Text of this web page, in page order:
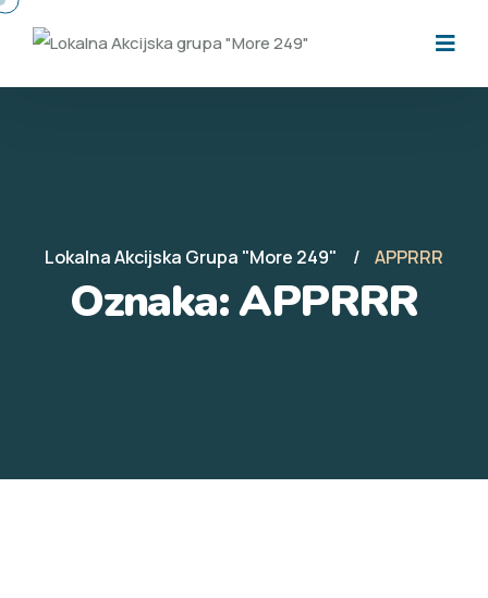
Lokalna Akcijska Grupa "More 249" APPRRR
Oznaka:APPRRR